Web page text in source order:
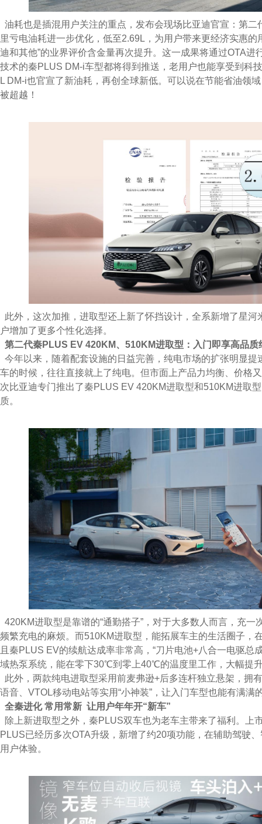
油耗也是插混用户关注的重点，发布会现场比亚迪官宣：第
里亏电油耗进一步优化，低至2.69L，为用户带来更经济实惠的
迪和其他”的业界评价含金量再次提升。这一成果将通过OTA进
技术的秦PLUS DM-i车型都将得到推送，老用户也能享受到科
L DM-i也官宣了新油耗，再创全球新低。可以说在节能省油领
被超越！
此外，这次加推，进取型还上新了怀挡设计，全系新增了星河
户增加了更多个性化选择。
第二代秦PLUS EV 420KM、510KM进取型：入门即享高品质
今年以来，随着配套设施的日益完善，纯电市场的扩张明显提
车的时候，往往直接就上了纯电。但市面上产品力均衡、价格
次比亚迪专门推出了秦PLUS EV 420KM进取型和510KM进取
质。
420KM进取型是靠谱的“通勤搭子”，对于大多数人而言，充一
频繁充电的麻烦。而510KM进取型，能拓展车主的生活圈子，
且秦PLUS EV的续航达成率非常高，“刀片电池+八合一电驱总
域热泵系统，能在零下30℃到零上40℃的温度里工作，大幅提
此外，两款纯电进取型采用前麦弗逊+后多连杆独立悬架，拥
语音、VTOL移动电站等实用“小神装”，让入门车型也能有满满
全秦进化 常用常新 让用户年年开“新车”
除上新进取型之外，秦PLUS双车也为老车主带来了福利。上
PLUS已经历多次OTA升级，新增了约20项功能，在辅助驾驶
用户体验。